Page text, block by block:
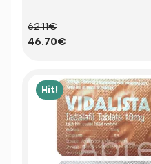
62.11€
46.70€
Hit!